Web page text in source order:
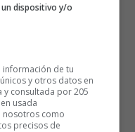
dispositivo y/o
información de tu
y otros datos en
y consultada por 205
usada
nosotros como
precisos de